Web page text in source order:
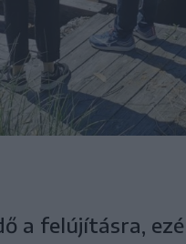
a felújításra,